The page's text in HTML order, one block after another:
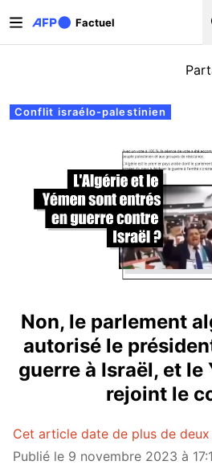
Factuel
Onglets principaux
Conflit israélo-palestinien
Non, le parlement
autorisé le
guerre à Israël, et le
rejoint le
Cet article date de plus de deux
Publié le 9 novembre 2023 à